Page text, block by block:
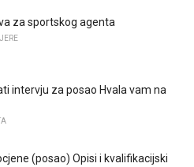
za sportskog agenta
intervju za posao Hvala vam na
(posao) Opisi i kvalifikacijski